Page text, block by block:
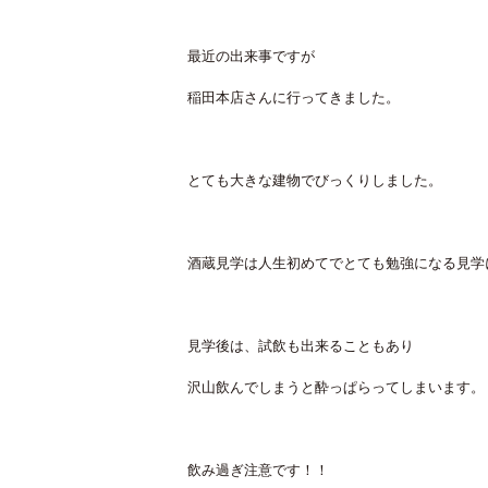
最近の出来事ですが
稲田本店さんに行ってきました。
とても大きな建物でびっくりしました。
酒蔵見学は人生初めてでとても勉強になる見学
見学後は、試飲も出来ることもあり
沢山飲んでしまうと酔っぱらってしまいます。
飲み過ぎ注意です！！